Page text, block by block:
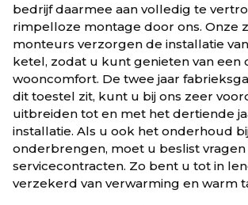
bedrijf daarmee aan volledig te
rimpelloze montage door ons. Onze
monteurs verzorgen de installatie
ketel, zodat u kunt genieten van een
wooncomfort. De twee jaar
dit toestel zit, kunt u bij ons zeer
uitbreiden tot en met het dertiende
installatie. Als u ook het onderhoud
onderbrengen, moet u beslist
servicecontracten. Zo bent u tot in
verzekerd van verwarming en warm